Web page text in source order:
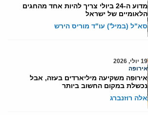
מדוע ה-24 ביולי צריך להיות אחד מהחגים
הלאומיים של ישראל
סא"ל (במיל') עו"ד מוריס הירש
19 יולי, 2026
אירופה
אירופה משקיעה מיליארדים בעזה, אבל
נכשלת במקום החשוב ביותר
אלה רוזנברג